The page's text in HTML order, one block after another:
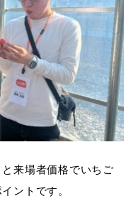
来場者価格でいちご
ントです。